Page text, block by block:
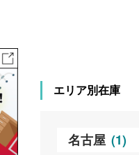
エリア別在庫
名古屋 (1)